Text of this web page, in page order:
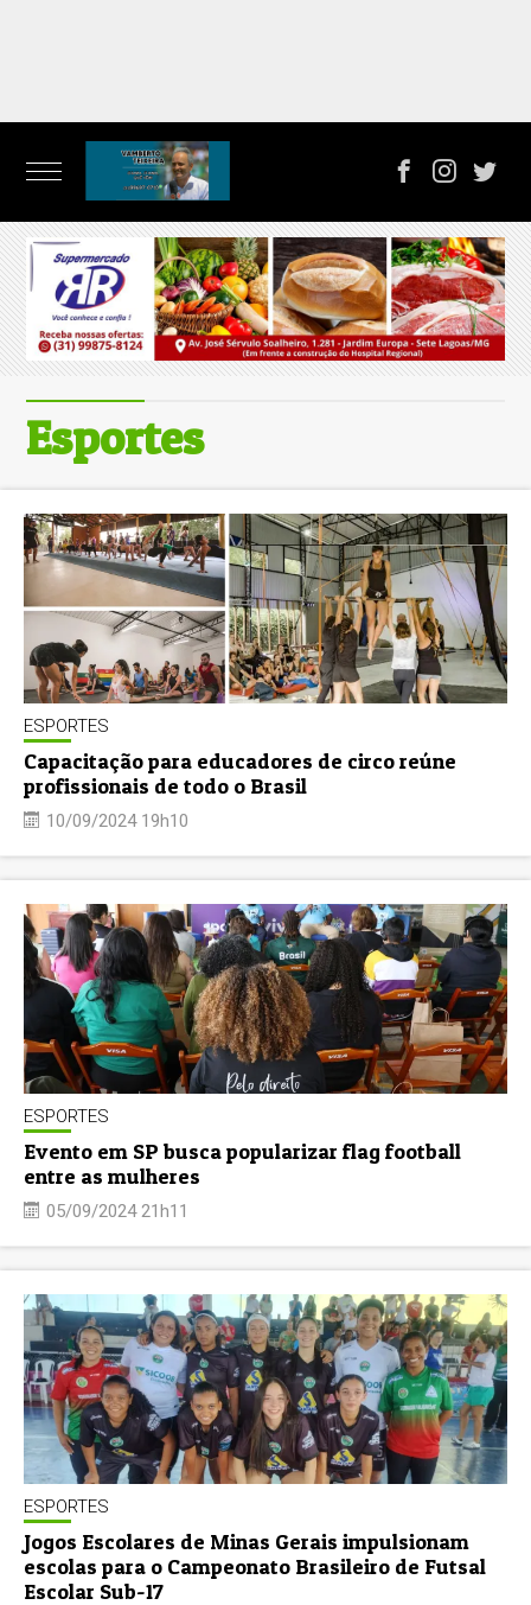
Esportes
ESPORTES
Capacitação para educadores de circo reúne
profissionais de todo o Brasil
10/09/2024 19h10
ESPORTES
Evento em SP busca popularizar flag football
entre as mulheres
05/09/2024 21h11
ESPORTES
Jogos Escolares de Minas Gerais impulsionam
escolas para o Campeonato Brasileiro de Futsal
Escolar Sub-17